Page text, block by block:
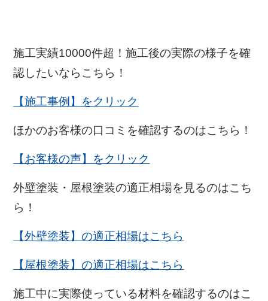
施工実績10000件超！施工後の実際の様子を確
認したいならこちら！
【施工事例】をクリック
ほかのお客様の口コミを確認するのはこちら！
【お客様の声】をクリック
外壁塗装・屋根塗装の適正相場を見るのはこち
ら！
【外壁塗装】の適正相場はこちら
【屋根塗装】の適正相場はこちら
施工中に実際使っている材料を確認するのはこ